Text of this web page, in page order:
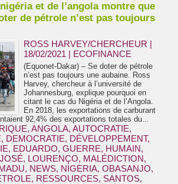
et de l’angola montre que
de pétrole n’est pas toujours
ROSS HARVEY/CHERCHEUR |
18/02/2021 | ECOFINANCE
(Equonet-Dakar) – Se doter de pétrole
n’est pas toujours une aubaine. Ross
Harvey, chercheur à l’université de
Johannesburg, explique pourquoi en
citant le cas du Nigéria et de l’Angola.
En 2018, les exportations de carburant
92,4% des exportations totales du...
, ANGOLA, AUTOCRATIE,
, DEMOCRATIE, DÉVELOPPEMENT,
, EDUARDO, GUERRE, HUMAIN,
JOSÉ, LOURENÇO, MALÉDICTION,
, NEWS, NIGERIA, OBASANJO,
, RESSOURCES, SANTOS,